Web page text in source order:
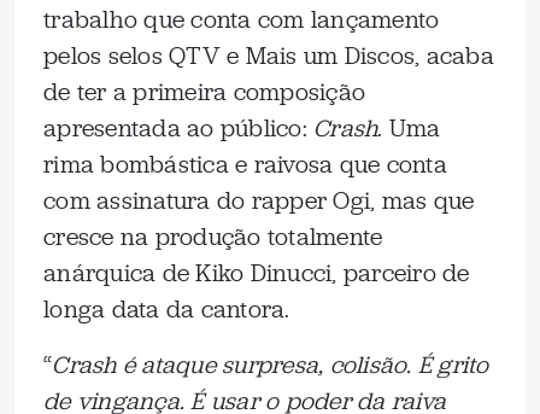
trabalho que conta com lançamento
pelos selos QTV e Mais um Discos, acaba
de ter a primeira composição
apresentada ao público: Crash. Uma
rima bombástica e raivosa que conta
com assinatura do rapper Ogi, mas que
cresce na produção totalmente
anárquica de Kiko Dinucci, parceiro de
longa data da cantora.
“Crash é ataque surpresa, colisão. É grito
de vingança. É usar o poder da raiva